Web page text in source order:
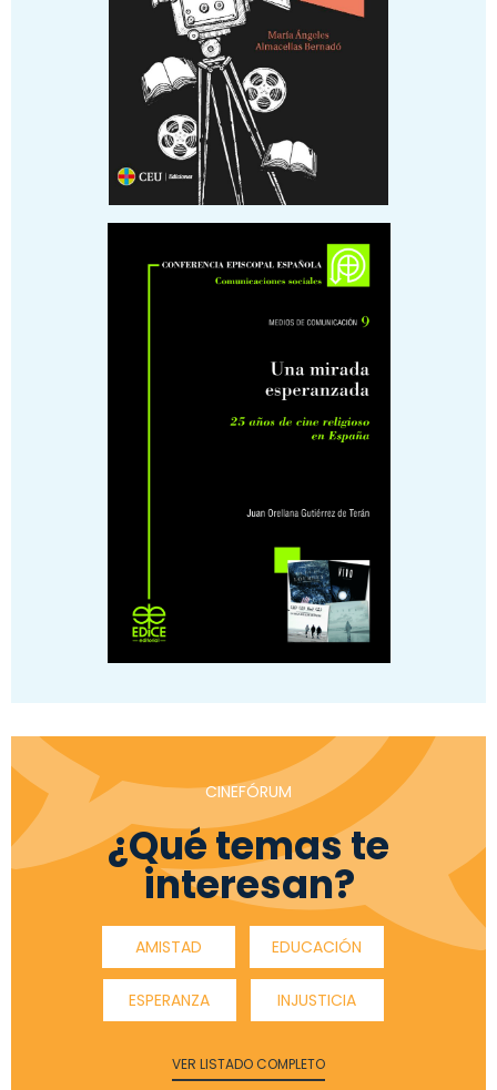
CINEFÓRUM
¿Qué temas te
interesan?
AMISTAD EDUCACIÓN
ESPERANZA INJUSTICIA
VER LISTADO COMPLETO